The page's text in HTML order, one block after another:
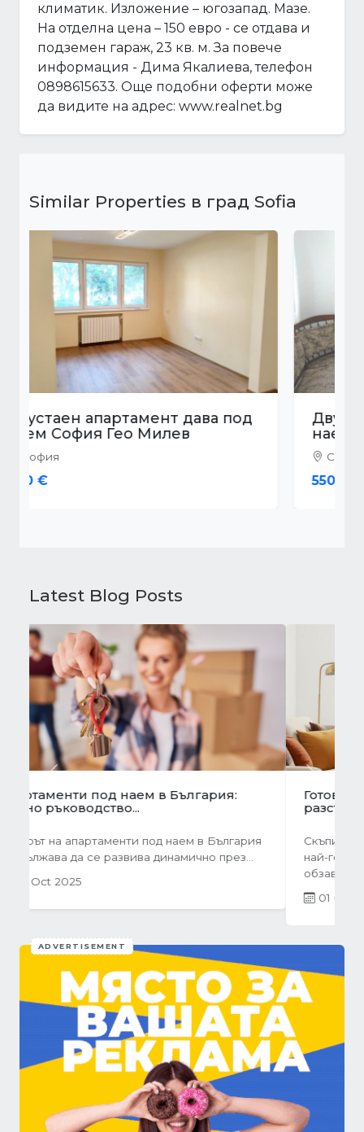
климатик. Изложение – югозапад. Мазе.
На отделна цена – 150 евро - се отдава и
подземен гараж, 23 кв. м. За повече
информация - Дима Якалиева, телефон
0898615633. Още подобни оферти може
да видите на адрес: www.realnet.bg
Similar Properties в град Sofia
Двустаен апартамент дава под
наем София Стрелбище
Latest Blog Posts
Готови завеси за хол на една ръка
разстояние
Скъпи дами, нека си признаем, че понякога
най-голямото предизвикателство в
ADVERTISEMENT